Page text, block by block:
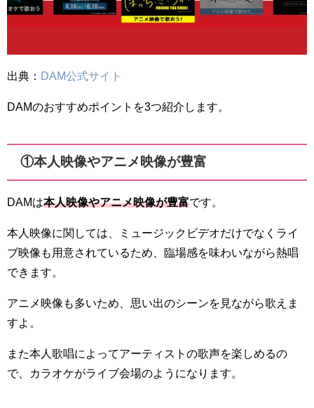
出典： DAM公式サイト
DAMのおすすめポイントを3つ紹介します。
①本人映像やアニメ映像が豊富
DAMは本人映像やアニメ映像が豊富です。
本人映像に関しては、ミュージックビデオだけでなくライ
ブ映像も用意されているため、臨場感を味わいながら熱唱
できます。
アニメ映像も多いため、思い出のシーンを見ながら歌えま
すよ。
また本人歌唱によってアーティストの歌声を楽しめるの
で、カラオケがライブ会場のようになります。